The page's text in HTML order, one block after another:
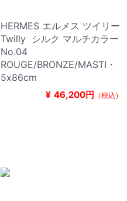
HERMES エルメス ツイリー
Twilly シルク マルチカラー
No.04
ROUGE/BRONZE/MASTI・
5x86cm
¥ 46,200円 （税込）